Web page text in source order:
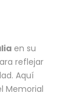
en su
reflejar
Aquí
Memorial